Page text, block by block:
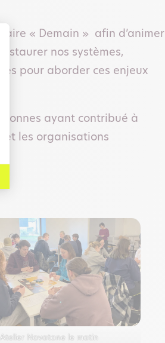
« Demain » afin d’animer
nos systèmes,
pour aborder ces enjeux
ayant contribué à
et les organisations
Atelier Navatane le matin